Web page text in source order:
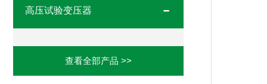
高压试验变压器
查看全部产品 >>